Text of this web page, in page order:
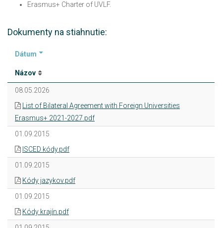
Erasmus+ Charter of UVLF.
Dokumenty na stiahnutie:
Dátum
Názov
08.05.2026
List of Bilateral Agreement with Foreign Universities
Erasmus+ 2021-2027.pdf
01.09.2015
ISCED kódy.pdf
01.09.2015
Kódy jazykov.pdf
01.09.2015
Kódy krajín.pdf